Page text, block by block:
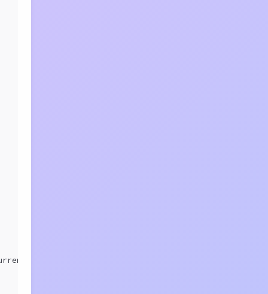
- marked)+